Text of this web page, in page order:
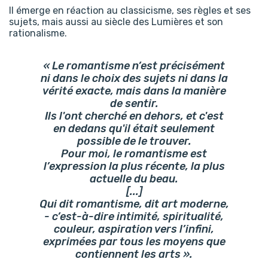
Il émerge en réaction au classicisme, ses règles et ses
sujets, mais aussi au siècle des Lumières et son
rationalisme.
« Le romantisme n’est précisément
ni dans le choix des sujets ni dans la
vérité exacte, mais dans la manière
de sentir.
Ils l'ont cherché en dehors, et c'est
en dedans qu'il était seulement
possible de le trouver.
Pour moi, le romantisme est
l’expression la plus récente, la plus
actuelle du beau.
[...]
Qui dit romantisme, dit art moderne,
- c’est-à-dire intimité, spiritualité,
couleur, aspiration vers l’infini,
exprimées par tous les moyens que
contiennent les arts ».